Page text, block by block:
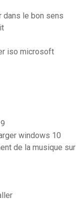
dans le bon sens
iso microsoft
windows 10
de la musique sur